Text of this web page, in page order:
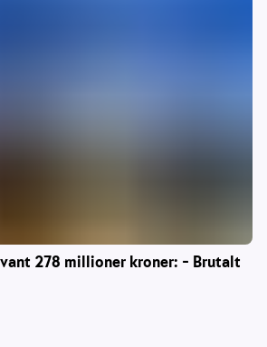
278 millioner kroner: – Brutalt